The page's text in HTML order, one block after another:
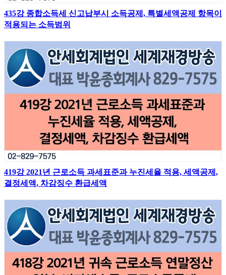
435강 종합소득세 신고납부시 소득공제, 특별세액공제 항목이
적용되는 소득범위
419강 2021년 근로소득 과세표준과 누진세율 적용, 세액공제,
결정세액, 차감징수 환급세액